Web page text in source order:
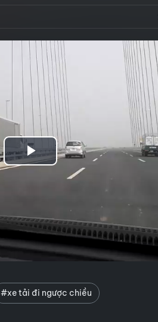
Play
#xe tải đi ngược chiều